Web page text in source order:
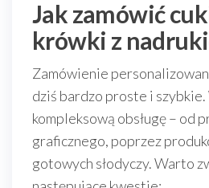
Jak zamówić
krówki z
Zamówienie
dziś bardzo proste i
kompleksową obsługę – od
graficznego, poprzez
gotowych słodyczy. Warto